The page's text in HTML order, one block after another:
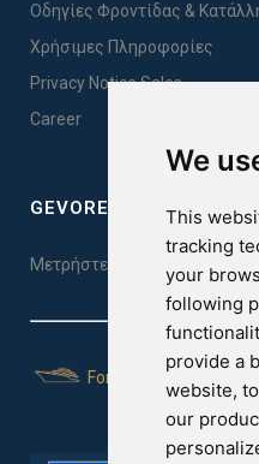
We
This
tracking
your
following
provide a
website,
our
Οδηγίες Φροντίδας &
Χρήσιμες Πληροφορίες
Privacy Notice Sales
Career
GEVOREST SLEEP
Μετρήστε την ποιότητα του
For Yachts